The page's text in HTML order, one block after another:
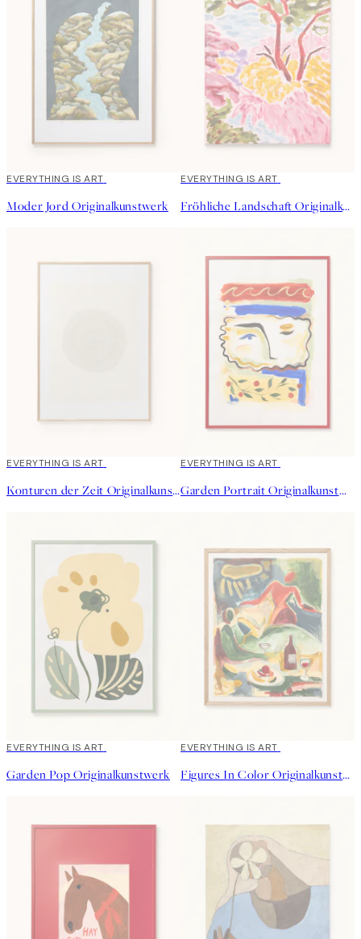
EVERYTHING IS ART
Moder Jord Originalkunstwerk
EVERYTHING IS ART
Fröhliche Landschaft Originalkunstwerk
EVERYTHING IS ART
Konturen der Zeit Originalkunstwerk
EVERYTHING IS ART
Garden Portrait Originalkunstwerk
EVERYTHING IS ART
Garden Pop Originalkunstwerk
EVERYTHING IS ART
Figures In Color Originalkunstwerk